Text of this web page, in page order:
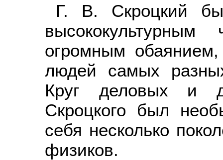
Г. В. Скроцкий
огромным
людей самых
Круг деловых и
Скроцкого был
себя несколько
физиков.